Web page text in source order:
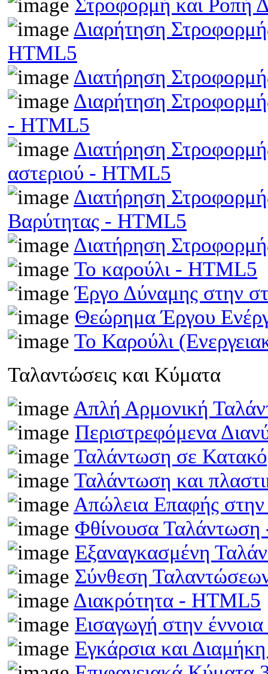
Στροφορμή και Ροπή
Διαρήτηση
HTML5
Διατήρηση
Διαρήτηση
- HTML5
Διατήρηση
αστεριού - HTML5
Διατήρηση
Βαρύτητας - HTML5
Διατήρηση
Το καρούλι - HTML5
Έργο Δύναμης στην
Θεώρημα Έργου
Το Καρούλι
Ταλαντώσεις και Κύματα
Απλή Αρμονική
Περιστρεφόμενα
Ταλάντωση σε
Ταλάντωση και
Απώλεια Επαφής
Φθίνουσα
Εξαναγκασμένη
Σύνθεση
Διακρότητα - HTML5
Εισαγωγή στην
Εγκάρσια και